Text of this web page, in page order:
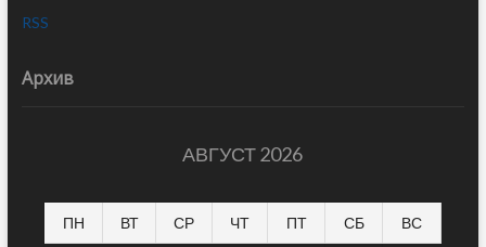
RSS
Архив
АВГУСТ 2026
ПН ВТ СР ЧТ ПТ СБ ВС